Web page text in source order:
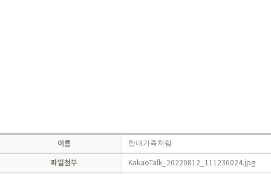
이름 한내가족처럼
파일첨부
KakaoTalk_20220812_111236024.jpg